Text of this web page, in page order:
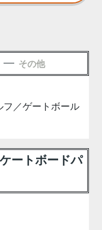
その他
フ／ゲートボール
ートボードパ